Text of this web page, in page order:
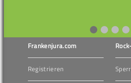
Frankenjura.com
Registrieren